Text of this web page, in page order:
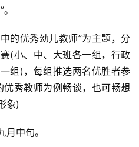
的优秀幼儿教师”为主题，分
(小、中、大班各一组，行政
组)，每组推选两名优胜者参
秀教师为例畅谈，也可畅想
象)
中旬。